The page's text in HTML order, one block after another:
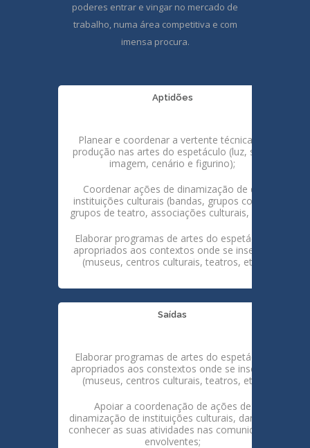
poderes entrar e vingar no mercado de
trabalho, numa área competitiva e com
imensa procura.
Aptidões
Planear e coordenar a vertente técnica da
produção nas artes do espetáculo (luz, som,
imagem, cenário e figurino);
Coordenar ações de dinamização de de
instituições culturais (bandas, grupos corais,
grupos de teatro, associações culturais, etc.).;
Elaborar programas de artes do espetáculo
apropriados aos contextos onde se inserem
(museus, centros culturais, teatros, etc.)
Saídas
Elaborar programas de artes do espetáculo
apropriados aos constextos onde se inserem
(museus, centros culturais, teatros, etc);
Apoiar a coordenação de ações de
dinamização de instituições culturais, dando a
conhecer as suas atividades nas comunidades
envolventes;